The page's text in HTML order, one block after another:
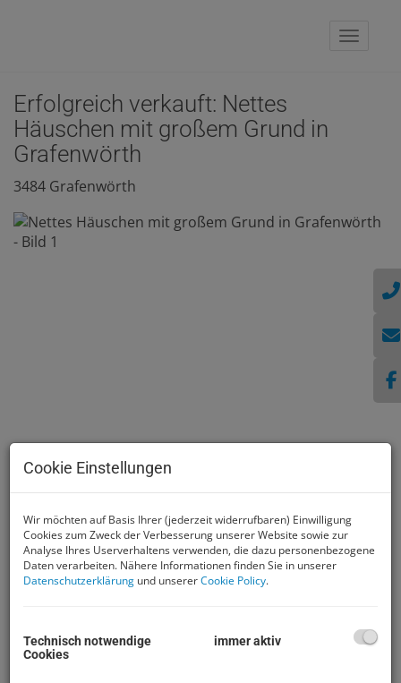
Erfolgreich verkauft: Nettes
Häuschen mit großem Grund in
Grafenwörth
3484 Grafenwörth
Beschreibung
Cookie Einstellungen
Wir möchten auf Basis Ihrer (jederzeit widerrufbaren) Einwilligung
Cookies zum Zweck der Verbesserung unserer Website sowie zur
Analyse Ihres Userverhaltens verwenden, die dazu personenbezogene
Daten verarbeiten. Nähere Informationen finden Sie in unserer
Datenschutzerklärung und unsererCookie Policy.
Technisch notwendige
Cookies
immer aktiv